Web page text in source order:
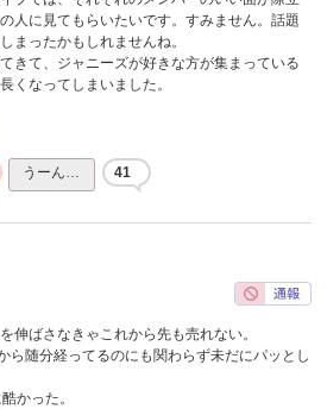
人に見てもらいたいです。すみません。話題
まったかもしれませんね。
きて、ジャニーズが好きな方が集まっている
くなってしまいました。
うーん… 41
伸ばさなきゃこれから先も売れない。
ら随分経ってるのにも関わらず未だにパッとし
かった。